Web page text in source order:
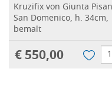
Kruzifix von Giunta
San Domenico, h. 34cm,
bemalt
€ 550,00